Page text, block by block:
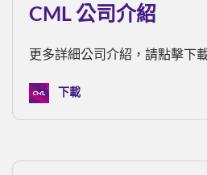
CML 公司介紹
更多詳細公司介紹，請點擊下
下載